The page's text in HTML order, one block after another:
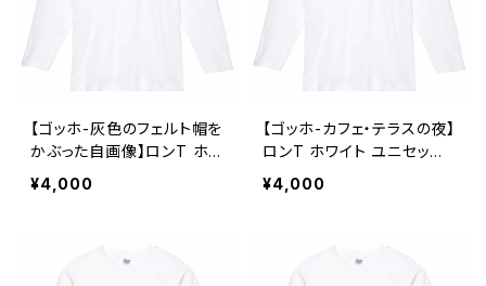
【ゴッホ-灰色のフェルト帽を
かぶった自画像】ロンT ホワ
イト ユニセックス
¥4,000
【ゴッホ-カフェ・テラスの夜】
ロンT ホワイト ユニセック
ス
¥4,000